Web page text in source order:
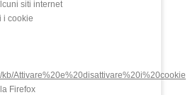
siti internet
i cookie
kb/Attivare%20e%20disattivare%20i%20cookie
Firefox